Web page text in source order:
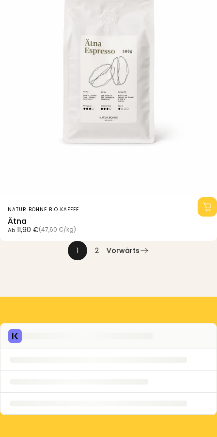
Anbieter:
NATUR BOHNE BIO KAFFEE
Ätna
Ab 11,90 €
Grundpreis(47,60 €/
pro kg)
1 2 Vorwärts